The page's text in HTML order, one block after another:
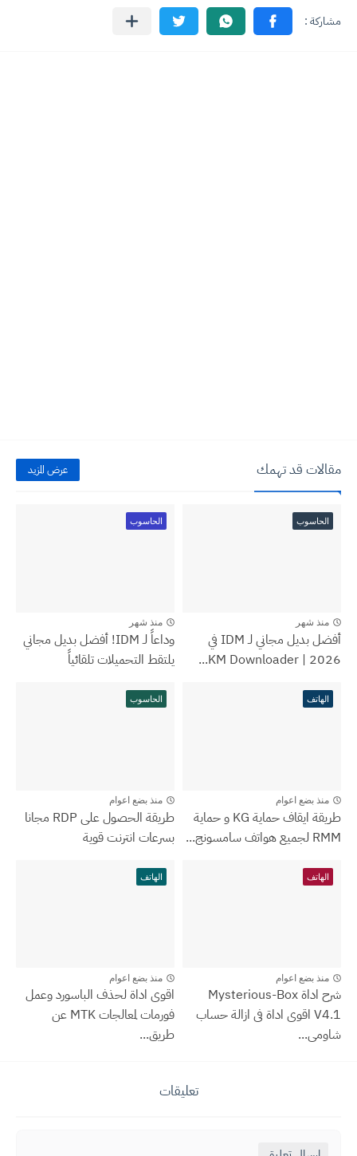
مقالات قد تهمك عرض المزيد
الحاسوب
منذ شهر
أفضل بديل مجاني لـ IDM في
2026 | KM Downloader...
الحاسوب
منذ شهر
وداعاً لـ IDM! أفضل بديل مجاني
يلتقط التحميلات تلقائياً
الهاتف
منذ بضع اعوام
طريقة ايقاف حماية KG و حماية
RMM لجميع هواتف سامسونج...
الحاسوب
منذ بضع اعوام
طريقة الحصول على RDP مجانا
بسرعات انترنت قوية
الهاتف
منذ بضع اعوام
شرح اداة Mysterious-Box
V4.1 اقوى اداة فى ازالة حساب
شاومى...
الهاتف
منذ بضع اعوام
اقوى اداة لحذف الباسورد وعمل
فورمات لمعالجات MTK عن
طريق...
تعليقات